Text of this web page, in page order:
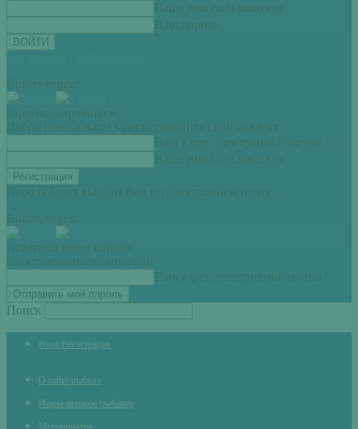
Ваше имя пользователя
Ваш пароль
Войти через:
Зарегистрироваться
Добро пожаловать! Зарегистрируйте свой аккаунт
Ваш адрес электронной почты
Ваше имя пользователя
Пароль будет выслан Вам по электронной почте.
Войти через:
Всоатновление пароля
Восстановите свой пароль
Ваш адрес электронной почты
Поиск
Вход/Регистрация
О сайте рыбхоз
Ищем авторов рыбаков
Мероприятия